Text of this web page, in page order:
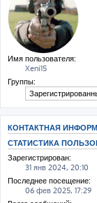
Имя пользователя:
Xeni15
Группы:
КОНТАКТНАЯ
СТАТИСТИКА
Зарегистрирован:
31 янв 2024, 20:10
Последнее посещение:
06 фев 2025, 17:29